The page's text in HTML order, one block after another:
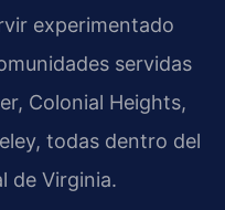
experimentado
servidas
Colonial Heights,
todas dentro del
de Virginia.